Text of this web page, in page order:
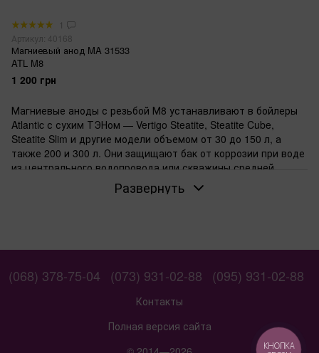
1
Артикул: 40168
Магниевый анод MA 31533
ATL M8
1 200 грн
Магниевые аноды с резьбой М8 устанавливают в бойлеры
Atlantic с сухим ТЭНом — Vertigo Steatite, Steatite Cube,
Steatite Slim и другие модели объемом от 30 до 150 л, а
также 200 и 300 л. Они защищают бак от коррозии при воде
из центрального водопровода или скважины средней
жесткости в квартирах, домах, отелях.
отдельно и жертвует собой ради защиты эмали бака. Если
Для каких моделей Atlantic подходят эти
Резьба М8 сочетается сVertigo Steatite, Vertigo Steatite
, Steatite EGO, Exclusive, Steatite Slim,
Развернуть
(068) 378-75-04 (073) 931-02-88 (095) 931-02-88
Контакты
Полная версия сайта
КНОПКА